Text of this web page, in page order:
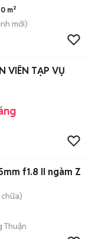
m²
mới)
VIÊN TẠP VỤ
f1.8 II ngàm Z
Thuận